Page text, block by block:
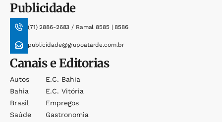
Publicidade
(71) 2886-2683 / Ramal 8585 | 8586
publicidade@grupoatarde.com.br
Canais e Editorias
Autos
Bahia
Brasil
Saúde
E.c. Bahia
E.c. Vitória
Empregos
Gastronomia